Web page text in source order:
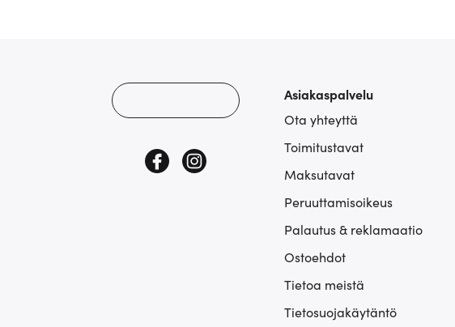
Asiakaspalvelu
Ota yhteyttä
Toimitustavat
Maksutavat
Peruuttamisoikeus
Palautus & reklamaatio
Ostoehdot
Tietoa meistä
Tietosuojakäytäntö